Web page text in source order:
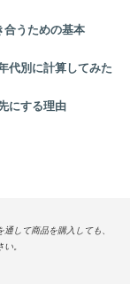
合うための基本
代別に計算してみた
にする理由
して商品を購入しても、
。